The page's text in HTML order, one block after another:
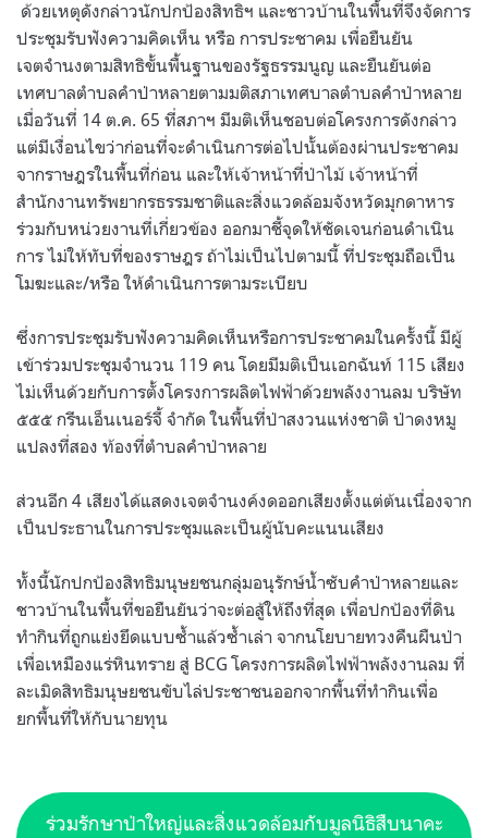
ด้วยเหตุดังกล่าวนักปกป้องสิทธิฯ และชาวบ้านในพื้นที่จึงจัดการ
ประชุมรับฟังความคิดเห็น หรือ การประชาคม เพื่อยืนยัน
เจตจำนงตามสิทธิขั้นพื้นฐานของรัฐธรรมนูญ และยืนยันต่อ
เทศบาลตำบลคำป่าหลายตามมติสภาเทศบาลตำบลคำป่าหลาย
เมื่อวันที่ 14 ต.ค. 65 ที่สภาฯ มีมติเห็นชอบต่อโครงการดังกล่าว
แต่มีเงื่อนไขว่าก่อนที่จะดำเนินการต่อไปนั้นต้องผ่านประชาคม
จากราษฎรในพื้นที่ก่อน และให้เจ้าหน้าที่ป่าไม้ เจ้าหน้าที่
สำนักงานทรัพยากรธรรมชาติและสิ่งแวดล้อมจังหวัดมุกดาหาร
ร่วมกับหน่วยงานที่เกี่ยวข้อง ออกมาชี้จุดให้ชัดเจนก่อนดำเนิน
การ ไม่ให้ทับที่ของราษฎร ถ้าไม่เป็นไปตามนี้ ที่ประชุมถือเป็น
โมฆะและ/หรือ ให้ดำเนินการตามระเบียบ
ซึ่งการประชุมรับฟังความคิดเห็นหรือการประชาคมในครั้งนี้ มีผู้
เข้าร่วมประชุมจำนวน 119 คน โดยมีมติเป็นเอกฉันท์ 115 เสียง
ไม่เห็นด้วยกับการตั้งโครงการผลิตไฟฟ้าด้วยพลังงานลม บริษัท
๕๕๕ กรีนเอ็นเนอร์จี้ จำกัด ในพื้นที่ป่าสงวนแห่งชาติ ป่าดงหมู
แปลงที่สอง ท้องที่ตำบลคำป่าหลาย
ส่วนอีก 4 เสียงได้แสดงเจตจำนงค์งดออกเสียงตั้งแต่ต้นเนื่องจาก
เป็นประธานในการประชุมและเป็นผู้นับคะแนนเสียง
ทั้งนี้นักปกป้องสิทธิมนุษยชนกลุ่มอนุรักษ์น้ำซับคำป่าหลายและ
ชาวบ้านในพื้นที่ขอยืนยันว่าจะต่อสู้ให้ถึงที่สุด เพื่อปกป้องที่ดิน
ทำกินที่ถูกแย่งยึดแบบซ้ำแล้วซ้ำเล่า จากนโยบายทวงคืนผืนป่า
เพื่อเหมืองแร่หินทราย สู่ BCG โครงการผลิตไฟฟ้าพลังงานลม ที่
ละเมิดสิทธิมนุษยชนขับไล่ประชาชนออกจากพื้นที่ทำกินเพื่อ
ยกพื้นที่ให้กับนายทุน
ร่วมรักษาป่าใหญ่และสิ่งแวดล้อมกับมูลนิธิสืบนาคะ